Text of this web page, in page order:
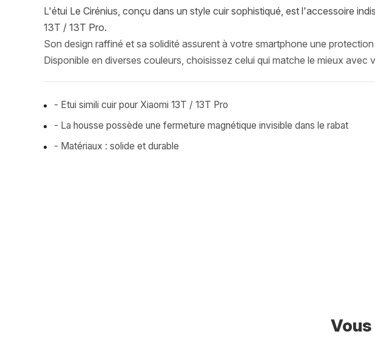
L'étui Le Cirénius, conçu dans un style cuir sophistiqué, est l'accessoire
13T / 13T Pro.
Son design raffiné et sa solidité assurent à votre smartphone une
Disponible en diverses couleurs, choisissez celui qui matche le mieux avec
- Etui simili cuir pour Xiaomi 13T / 13T Pro
- La housse possède une fermeture magnétique invisible dans le rabat
- Matériaux : solide et durable